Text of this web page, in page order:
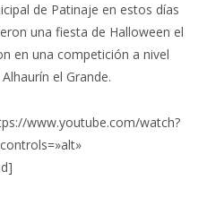
de Patinaje en estos días
una fiesta de Halloween el
en una competición a nivel
el Grande.
www.youtube.com/watch?